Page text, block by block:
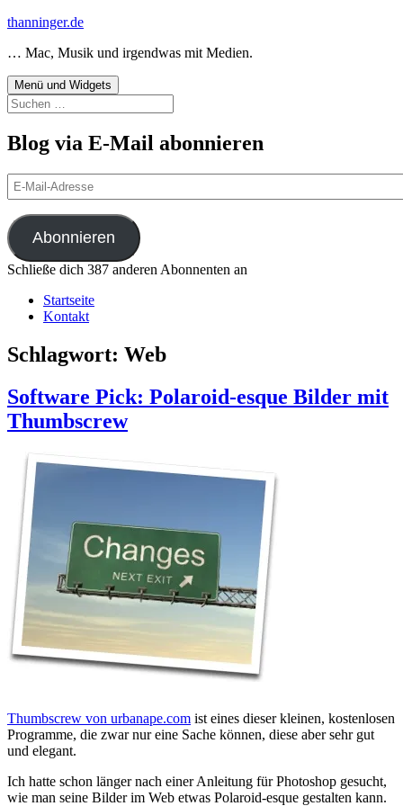
Zum
springen
thanninger.de
… Mac, Musik und irgendwas mit Medien.
Menü und Widgets
Suchen
nach:
Blog via E-Mail abonnieren
E-
Mail-
Adresse
Abonnieren
Schließe dich 387 anderen Abonnenten an
Startseite
Kontakt
Schlagwort: Web
Software Pick: Polaroid-esque Bilder mit
Thumbscrew
Thumbscrew von urbanape.com ist eines dieser kleinen, kostenlosen
Programme, die zwar nur eine Sache können, diese aber sehr gut
und elegant.
Ich hatte schon länger nach einer Anleitung für Photoshop gesucht,
wie man seine Bilder im Web etwas Polaroid-esque gestalten kann.